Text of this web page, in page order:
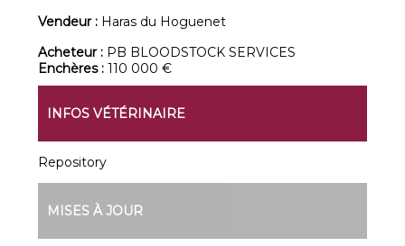
Vendeur : Haras du Hoguenet
Acheteur : PB BLOODSTOCK SERVICES
Enchères :110 000 €
INFOS VÉTÉRINAIRE
Repository
MISES À JOUR